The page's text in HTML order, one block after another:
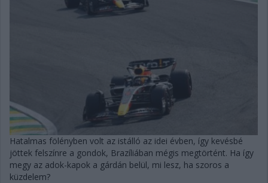
Hatalmas fölényben volt az istálló az idei évben, így kevésbé
jöttek felszínre a gondok, Brazíliában mégis megtörtént. Ha így
megy az adok-kapok a gárdán belül, mi lesz, ha szoros a
küzdelem?